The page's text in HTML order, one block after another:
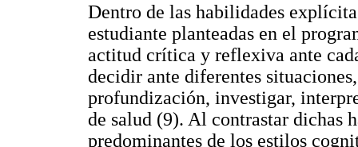
Dentro de las habilidades
estudiante planteadas en el
actitud crítica y reflexiva ante
decidir ante diferentes
profundización, investigar,
de salud (9). Al contrastar dichas
predominantes de los estilos